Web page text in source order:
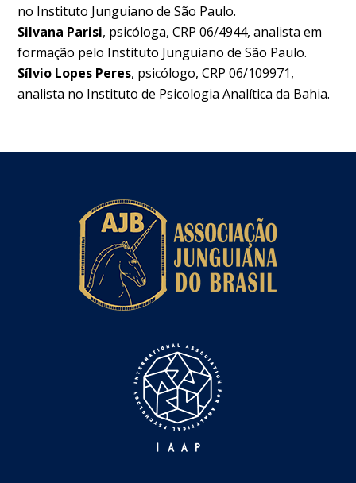
no Instituto Junguiano de São Paulo.
Silvana Parisi, psicóloga, CRP 06/4944, analista em
formação pelo Instituto Junguiano de São Paulo.
Sílvio Lopes Peres, psicólogo, CRP 06/109971,
analista no Instituto de Psicologia Analítica da Bahia.